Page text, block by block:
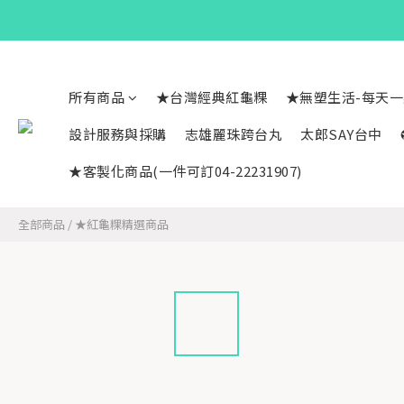
所有商品 ★台灣經典紅龜粿
★無塑生活-每天
設計服務與採購
志雄麗珠跨台丸 太郎SAY台中
★客製化商品(一件可訂04-22231907)
全部商品 / ★紅龜粿精選商品